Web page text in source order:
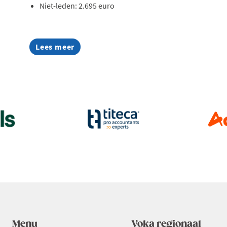
Niet-leden: 2.695 euro
Lees meer
about
AI
Menu Voka regionaal